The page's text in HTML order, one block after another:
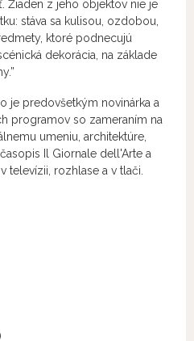
Žiaden z jeho objektov nie je
stáva sa kulisou, ozdobou,
ktoré podnecujú
dekorácia, na základe
je predovšetkým novinárka a
programov so zameraním na
umeniu, architektúre,
Il Giornale dell'Arte a
televízii, rozhlase a v tlači.